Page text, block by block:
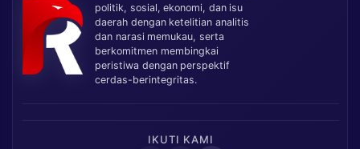
politik, sosial, ekonomi, dan isu
daerah dengan ketelitian analitis
dan narasi memukau, serta
berkomitmen membingkai
peristiwa dengan perspektif
cerdas-berintegritas.
IKUTI KAMI